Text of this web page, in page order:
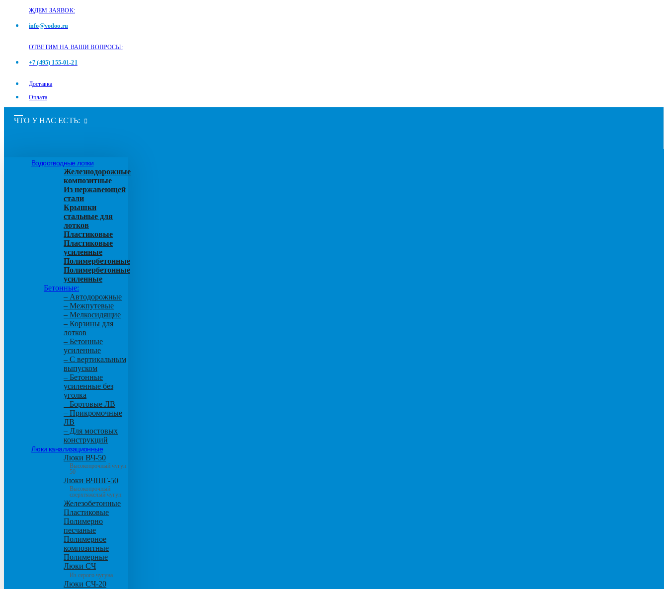
ЖДЕМ ЗАЯВОК:
info@vodoo.ru
ОТВЕТИМ НА ВАШИ ВОПРОСЫ:
+7 (495) 155-01-21
Доставка
Оплата
ЧТО У НАС ЕСТЬ:
Водоотводные лотки
Железнодорожные
композитные
Из нержавеющей
стали
Крышки
стальные для
лотков
Пластиковые
Пластиковые
усиленные
Полимербетонные
Полимербетонные
усиленные
Бетонные:
– Автодорожные
– Межпутевые
– Мелкосидящие
– Корзины для
лотков
– Бетонные
усиленные
– С вертикальным
выпуском
– Бетонные
усиленные без
уголка
– Бортовые ЛВ
– Прикромочные
ЛВ
– Для мостовых
конструкций
Люки канализационные
Люки ВЧ-50
Высокопрочный чугун
50
Люки ВЧШГ-50
Высокопрочный
сверхтяжелый чугун
Железобетонные
Пластиковые
Полимерно
песчаные
Полимерное
композитные
Полимерные
Люки СЧ
Из серого чугуна
Люки СЧ-20